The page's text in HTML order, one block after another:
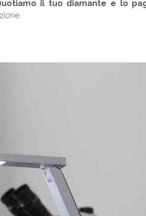
il tuo diamante e lo